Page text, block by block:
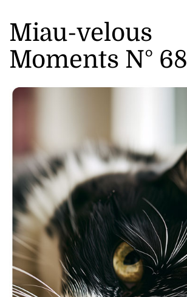
Miau-velous
Moments N° 68